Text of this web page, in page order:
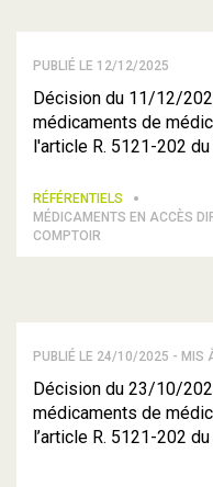
PUBLIÉ LE 12/12/2025
Décision du 11/12/
médicaments de
l'article R. 5121-202 du
RÉFÉRENTIELS
MÉDICAMENTS EN ACCÈS
COMPTOIR
PUBLIÉ LE 24/10/2025 - MIS
Décision du 23/10/
médicaments de
l’article R. 5121-202